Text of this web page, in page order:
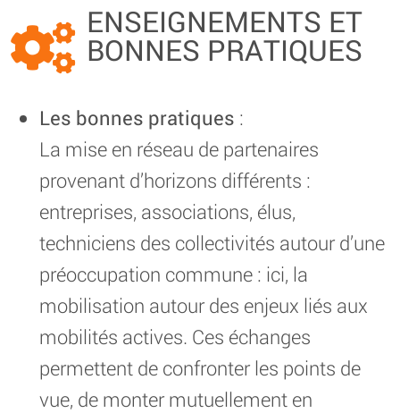
ENSEIGNEMENTS ET
BONNES PRATIQUES
Les bonnes pratiques :
La mise en réseau de partenaires
provenant d’horizons différents :
entreprises, associations, élus,
techniciens des collectivités autour d’une
préoccupation commune : ici, la
mobilisation autour des enjeux liés aux
mobilités actives. Ces échanges
permettent de confronter les points de
vue, de monter mutuellement en